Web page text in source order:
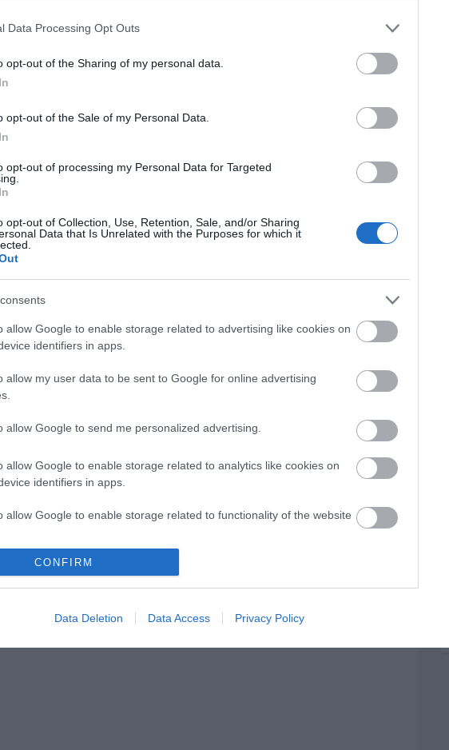
Data Processing Opt Outs
opt-out of the Sharing of my personal data.
opt-out of the Sale of my Personal Data.
opt-out of processing my Personal Data for Targeted
opt-out of Collection, Use, Retention, Sale, and/or Sharing
Data that Is Unrelated with the Purposes for which it
allow Google to enable storage related to advertising like cookies on
identifiers in apps.
allow my user data to be sent to Google for online advertising
allow Google to send me personalized advertising.
allow Google to enable storage related to analytics like cookies on
identifiers in apps.
allow Google to enable storage related to functionality of the website
allow Google to enable storage related to personalization.
functionality and fraud prevention, and other user protection.
CONFIRM
Data Deletion Data Access Privacy Policy
Kérjük, írják meg, hogy épülő honlapunkon hol
ki tudjuk azokat javítani. Türelmüket ezúton is
az Infinite
Bartók dallamok jazz-
zenekarral és tánccal
tartalomnak minősülnek, értük aszolgáltatás technikaiüzemeltetője semmilyen